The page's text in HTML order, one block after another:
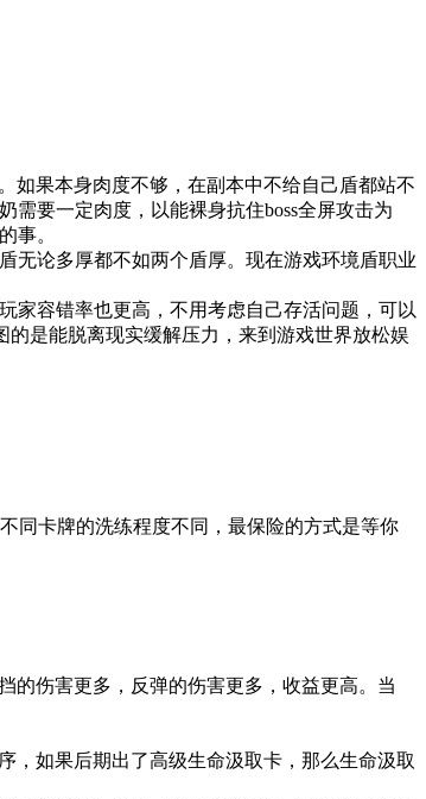
如果本身肉度不够，在副本中不给自己盾都站不
要一定肉度，以能裸身抗住boss全屏攻击为
事。
无论多厚都不如两个盾厚。现在游戏环境盾职业
家容错率也更高，不用考虑自己存活问题，可以
的是能脱离现实缓解压力，来到游戏世界放松娱
同卡牌的洗练程度不同，最保险的方式是等你
的伤害更多，反弹的伤害更多，收益更高。当
，如果后期出了高级生命汲取卡，那么生命汲取